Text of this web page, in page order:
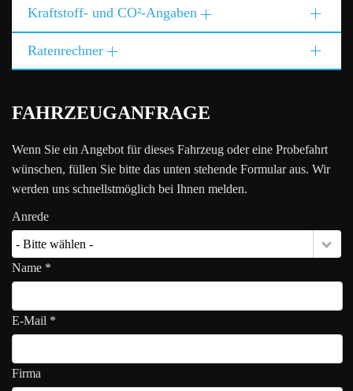
Kraftstoff- und CO²-Angaben
Ratenrechner
FAHRZEUGANFRAGE
Wenn Sie ein Angebot für dieses Fahrzeug oder eine Probefahrt
wünschen, füllen Sie bitte das unten stehende Formular aus. Wir
werden uns schnellstmöglich bei Ihnen melden.
Anrede
- Bitte wählen -
Name *
E-Mail *
Firma